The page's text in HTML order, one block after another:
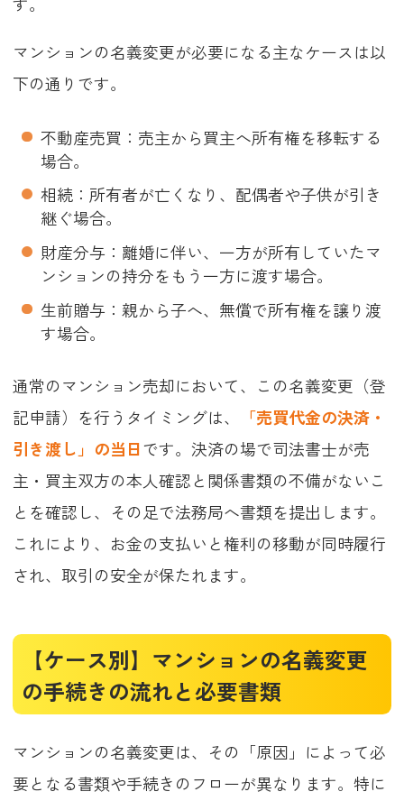
マンションの名義変更が必要になる主なケースは以
下の通りです。
不動産売買：売主から買主へ所有権を移転する
場合。
相続：所有者が亡くなり、配偶者や子供が引き
継ぐ場合。
財産分与：離婚に伴い、一方が所有していたマ
ンションの持分をもう一方に渡す場合。
生前贈与：親から子へ、無償で所有権を譲り渡
す場合。
通常のマンション売却において、この名義変更（登
記申請）を行うタイミングは、
「売買代金の決済・
引き渡し」の当日です。決済の場で司法書士が売
主・買主双方の本人確認と関係書類の不備がないこ
とを確認し、その足で法務局へ書類を提出します。
これにより、お金の支払いと権利の移動が同時履行
され、取引の安全が保たれます。
【ケース別】マンションの名義変更
の手続きの流れと必要書類
マンションの名義変更は、その「原因」によって必
要となる書類や手続きのフローが異なります。特に